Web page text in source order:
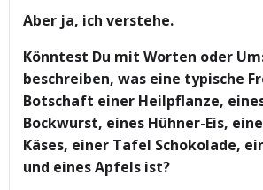
Aber ja, ich verstehe.
Könntest Du mit Worten oder
beschreiben, was eine typische
Botschaft einer Heilpflanze,
Bockwurst, eines Hühner-Eis,
Käses, einer Tafel Schokolade,
und eines Apfels ist?